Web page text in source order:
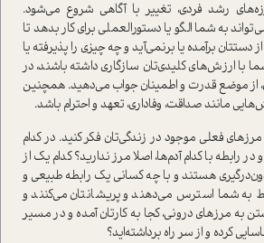
رشد فردی، تغییر با آگاهی شروع می‌شود.
به شما الگو یا دستورالعملی برای کار بدهد تا
برآمده یا برنمی‌آید و چه چیزی را پذیرفته یا
با ارزش‌های کلیدی‌تان سازگاری داشته باشند، در
از موضع قدرت و اطمینان جواب می‌دهید. همچنین
مانند صداقت، وفاداری، تعهد و احترام باشد.
فعلی موجود در زندگی‌تان فکر کنید. در کدام
رابطه با کدام آدم‌ها، اصلا مرز ندارید؟ کدام یک از
هستند و با چه کسانی یک رابطه طبیعی و
به شما استرس می‌دهند و پریشانتان می‌کنند و
به مرزهای درونی، کجا به کارتان آمده و در مسیر
کرده و از سر راه برداشته‌اید؟